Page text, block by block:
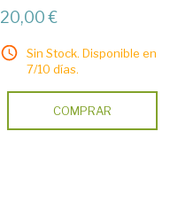
20,00 €
Sin Stock. Disponible en
7/10 días.
COMPRAR